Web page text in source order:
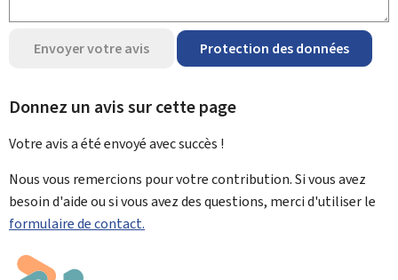
Envoyer votre avis Protection des données
Donnez un avis sur cette page
Votre avis a été envoyé avecsuccès !
Nous vous remercions pour votre contribution. Si vous avez
besoin d'aide ou si vous avez des questions, merci d'utiliser le
formulaire de contact.